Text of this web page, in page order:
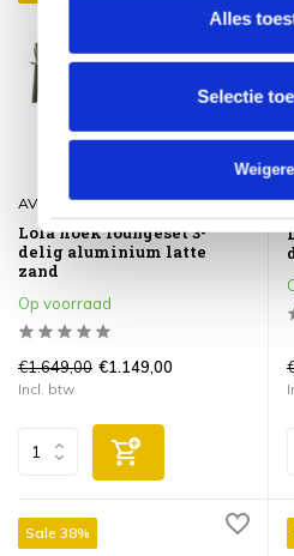
Alles
Selectie
AVH-Collectie
Lola hoek loungeset 3-
delig aluminium latte
zand
Op voorraad
€1.649,00 €1.149,00
Incl. btw
Sale 38%